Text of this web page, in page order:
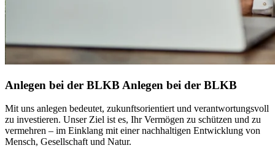
Anlegen bei der BLKB Anlegen bei der BLKB
Mit uns anlegen bedeutet, zukunftsorientiert und verantwortungsvoll
zu investieren. Unser Ziel ist es, Ihr Vermögen zu schützen und zu
vermehren – im Einklang mit einer nachhaltigen Entwicklung von
Mensch, Gesellschaft und Natur.